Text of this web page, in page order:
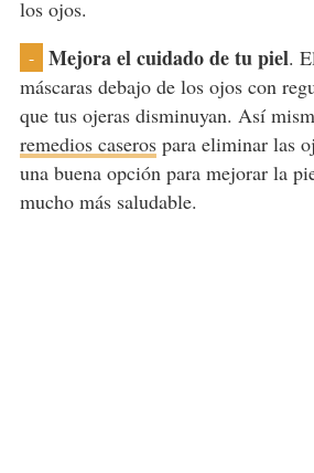
los ojos.
- Mejora el cuidado de tu piel.
máscaras debajo de los ojos con
que tus ojeras disminuyan. Así
remedios caserospara eliminar las
una buena opción para mejorar la
mucho más saludable.